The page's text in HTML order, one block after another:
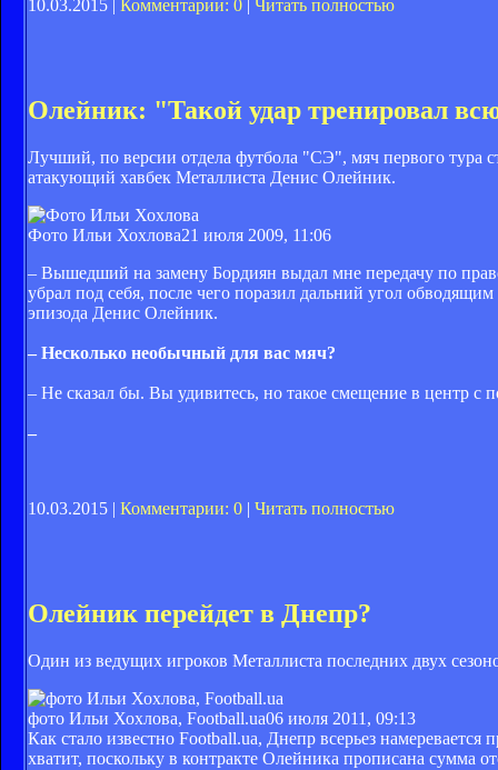
10.03.2015 | Комментарии: 0 Читать полностью
Олейник: "Такой удар тренировал
Лучший, по версии отдела футбола "СЭ", мяч первого тура
атакующий хавбек Металлиста Денис Олейник.
Фото Ильи Хохлова21 июля 2009, 11:06
– Вышедший на замену Бордиян выдал мне передачу по
убрал под себя, после чего поразил дальний угол
эпизода Денис Олейник.
– Несколько необычный для вас мяч?
– Не сказал бы. Вы удивитесь, но такое смещение в центр
–
10.03.2015 | Комментарии: 0 | Читать полностью
Олейник перейдет в Днепр?
Один из ведущих игроков Металлиста последних двух
фото Ильи Хохлова, Football.ua06 июля 2011, 09:13
Как стало известно Football.ua, Днепр всерьез
хватит, поскольку в контракте Олейника прописана сумма